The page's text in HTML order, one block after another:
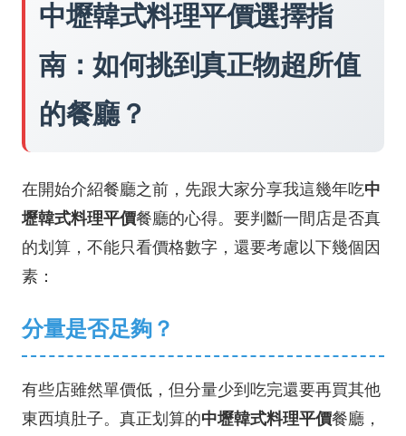
中壢韓式料理平價選擇指
南：如何挑到真正物超所值
的餐廳？
在開始介紹餐廳之前，先跟大家分享我這幾年吃中
壢韓式料理平價餐廳的心得。要判斷一間店是否真
的划算，不能只看價格數字，還要考慮以下幾個因
素：
分量是否足夠？
有些店雖然單價低，但分量少到吃完還要再買其他
東西填肚子。真正划算的中壢韓式料理平價餐廳，